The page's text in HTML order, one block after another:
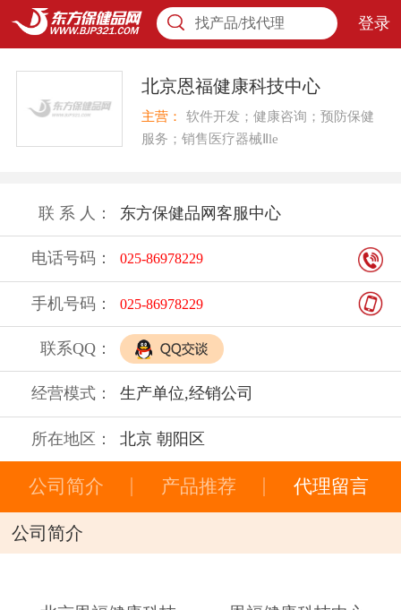
找产品/找代理 登录
北京恩福健康科技中心
主营：
软件开发；健康咨询；预防保健
服务；销售医疗器械Ⅱle
联 系 人： 东方保健品网客服中心
电话号码： 025-86978229
手机号码： 025-86978229
联系QQ：
经营模式： 生产单位,经销公司
所在地区： 北京 朝阳区
公司简介 产品推荐 代理留言
公司简介